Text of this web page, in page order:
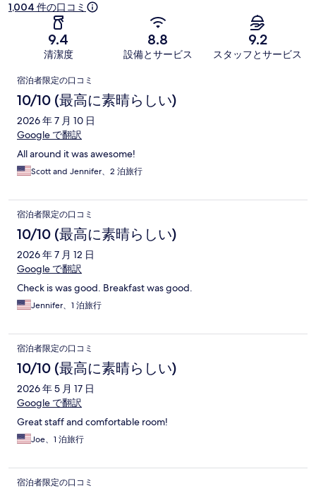
1,004 件の口コミ
9.4
清潔度
8.8
設備とサービス
9.2
スタッフとサービス
口
コ
ミ
宿泊者限定の口コミ
10/10 (最高に素晴らしい)
2026 年 7 月 10 日
Google で翻訳
All around it was awesome!
Scott and Jennifer、2 泊旅行
宿泊者限定の口コミ
10/10 (最高に素晴らしい)
2026 年 7 月 12 日
Google で翻訳
Check is was good. Breakfast was good.
Jennifer、1 泊旅行
宿泊者限定の口コミ
10/10 (最高に素晴らしい)
2026 年 5 月 17 日
Google で翻訳
Great staff and comfortable room!
Joe、1 泊旅行
宿泊者限定の口コミ